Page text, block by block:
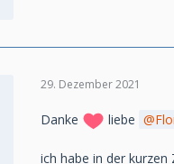
29. Dezember 2021
Danke liebe
ich habe in der kurzen